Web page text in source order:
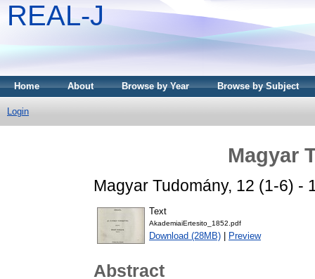
REAL-J
Home About Browse by Year Browse by Subject
Login
Magyar
Magyar Tudomány, 12 (1-6) -
Text
AkademiaiErtesito_1852.pdf
Download (28MB) Preview
Abstract